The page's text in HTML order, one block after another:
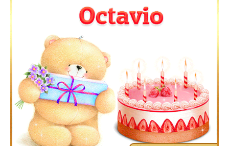
Gifs de Feliz Cumpleaños con Nombres